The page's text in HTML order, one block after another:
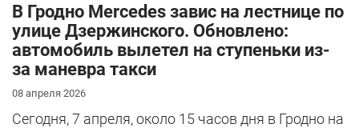
В Гродно Mercedes завис на лестнице по
улице Дзержинского. Обновлено:
автомобиль вылетел на ступеньки из-
за маневра такси
08 апреля 2026
Сегодня, 7 апреля, около 15 часов дня в Гродно на